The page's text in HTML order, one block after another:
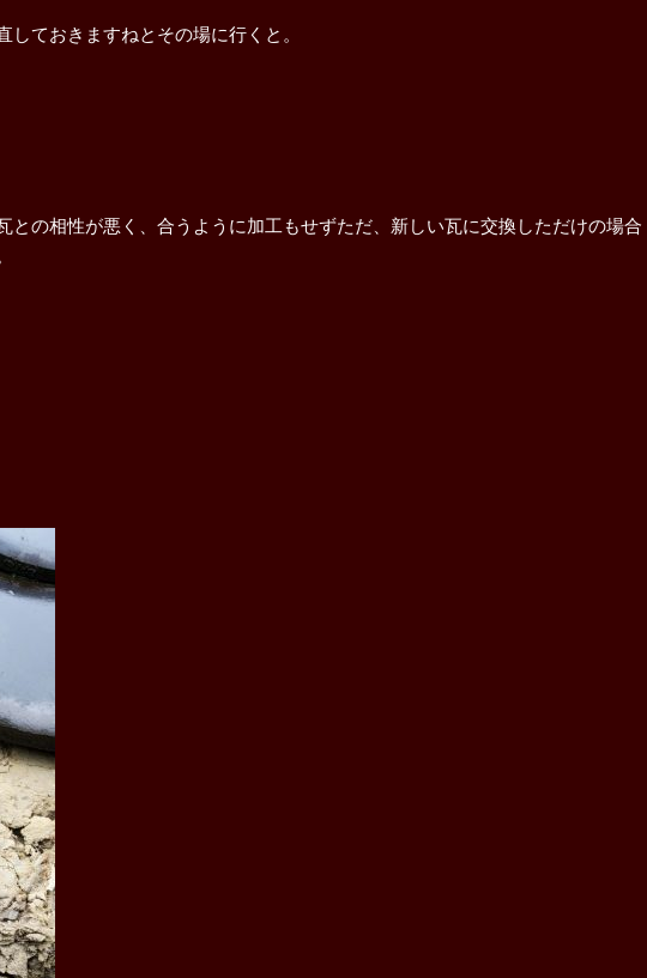
ておきますねとその場に行くと。
との相性が悪く、合うように加工もせずただ、新しい瓦に交換しただけの場合